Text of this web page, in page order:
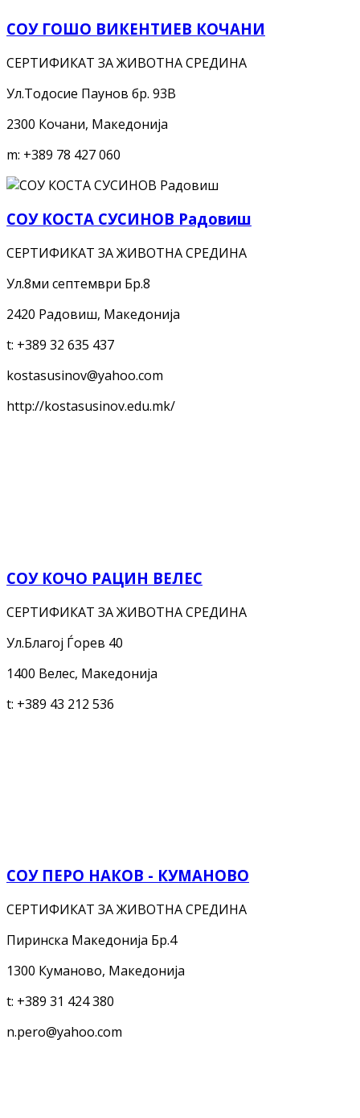
СОУ ГОШО ВИКЕНТИЕВ КОЧАНИ
СЕРТИФИКАТ ЗА ЖИВОТНА СРЕДИНА
Ул.Тодосие Паунов бр. 93B
2300 Кочани, Македонија
m: +389 78 427 060
СОУ КОСТА СУСИНОВ Радовиш
СЕРТИФИКАТ ЗА ЖИВОТНА СРЕДИНА
Ул.8ми септември Бр.8
2420 Радовиш, Македонија
t: +389 32 635 437
kostasusinov@yahoo.com
http://kostasusinov.edu.mk/
СОУ КОЧО РАЦИН ВЕЛЕС
СЕРТИФИКАТ ЗА ЖИВОТНА СРЕДИНА
Ул.Благој Ѓорев 40
1400 Велес, Македонија
t: +389 43 212 536
СОУ ПЕРО НАКОВ - КУМАНОВО
СЕРТИФИКАТ ЗА ЖИВОТНА СРЕДИНА
Пиринска Македонија Бр.4
1300 Куманово, Македонија
t: +389 31 424 380
n.pero@yahoo.com